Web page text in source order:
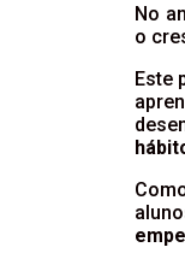
No
o
Este